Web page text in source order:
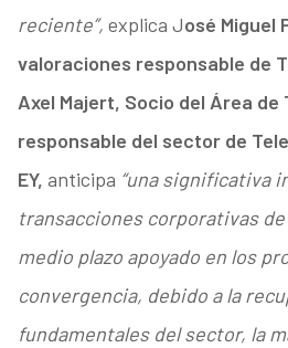
reciente”, explica José Miguel
valoraciones responsable de
Axel Majert, Socio del Área
responsable del sector de
EY, anticipa “una significativa
transacciones corporativas
medio plazo apoyado en los
convergencia, debido a la
fundamentales del sector, la